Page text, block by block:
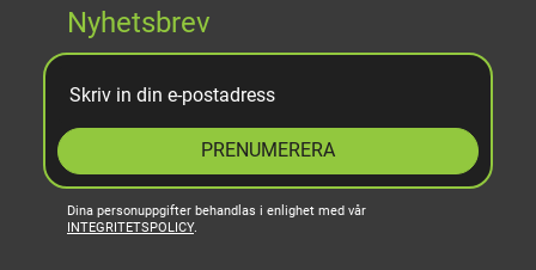
Nyhetsbrev
PRENUMERERA
Dina personuppgifter behandlas i enlighet med vår
INTEGRITETSPOLICY.